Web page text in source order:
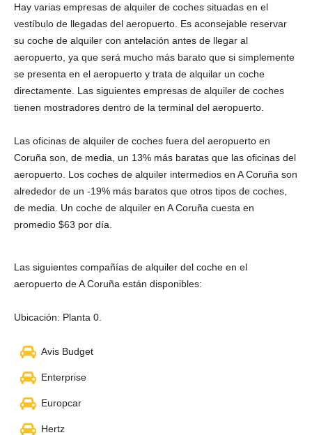
Hay varias empresas de alquiler de coches situadas en el
vestíbulo de llegadas del aeropuerto. Es aconsejable reservar
su coche de alquiler con antelación antes de llegar al
aeropuerto, ya que será mucho más barato que si simplemente
se presenta en el aeropuerto y trata de alquilar un coche
directamente. Las siguientes empresas de alquiler de coches
tienen mostradores dentro de la terminal del aeropuerto.
Las oficinas de alquiler de coches fuera del aeropuerto en
Coruña son, de media, un 13% más baratas que las oficinas del
aeropuerto. Los coches de alquiler intermedios en A Coruña son
alrededor de un -19% más baratos que otros tipos de coches,
de media. Un coche de alquiler en A Coruña cuesta en
promedio $63 por día.
Las siguientes compañías de alquiler del coche en el
aeropuerto de A Coruña están disponibles:
Ubicación: Planta 0.
Avis Budget
Enterprise
Europcar
Hertz